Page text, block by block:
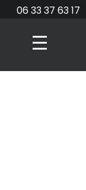
06 33 37 63 17